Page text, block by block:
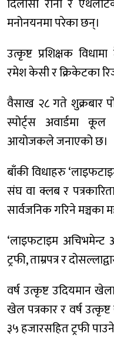
दिलासा राना र
मनोनयनमा परेका छन्।
उत्कृष्ट प्रशिक्षक
रमेश केसी र क्रिकेटका
वैसाख २८ गते शुक्रबार
स्पोर्ट्स अवार्डमा कूल
आयोजकले जनाएको छ।
बाँकी विधाहरु
संघ वा क्लब र
सार्वजनिक गरिने मञ्चका
‘लाइफटाइम अचिभमेन्ट
ट्रफी, ताम्रपत्र र
वर्ष उत्कृष्ट उदियमान
खेल पत्रकार र वर्ष
३५ हजारसहित ट्रफी